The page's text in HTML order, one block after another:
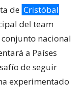
de Cristóbal
del team
nacional
a Países
de seguir
experimentado